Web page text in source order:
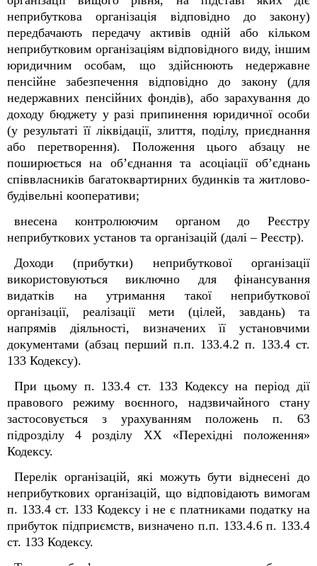
неприбуткова організація відповідно до закону)
передбачають передачу активів одній або кільком
неприбутковим організаціям відповідного виду, іншим
юридичним особам, що здійснюють недержавне
пенсійне забезпечення відповідно до закону (для
недержавних пенсійних фондів), або зарахування до
доходу бюджету у разі припинення юридичної особи
(у результаті її ліквідації, злиття, поділу, приєднання
або перетворення). Положення цього абзацу не
поширюється на об’єднання та асоціації об’єднань
співвласників багатоквартирних будинків та житлово-
будівельні кооперативи;
внесена контролюючим органом до Реєстру
неприбуткових установ та організацій (далі – Реєстр).
Доходи (прибутки) неприбуткової організації
використовуються виключно для фінансування
видатків на утримання такої неприбуткової
організації, реалізації мети (цілей, завдань) та
напрямів діяльності, визначених її установчими
документами (абзац перший п.п. 133.4.2 п. 133.4 ст.
133 Кодексу).
При цьому п. 133.4 ст. 133 Кодексу на період дії
правового режиму воєнного, надзвичайного стану
застосовується з урахуванням положень п. 63
підрозділу 4 розділу ХХ «Перехідні положення»
Кодексу.
Перелік організацій, які можуть бути віднесені до
неприбуткових організацій, що відповідають вимогам
п. 133.4 ст. 133 Кодексу і не є платниками податку на
прибуток підприємств, визначено п.п. 133.4.6 п. 133.4
ст. 133 Кодексу.